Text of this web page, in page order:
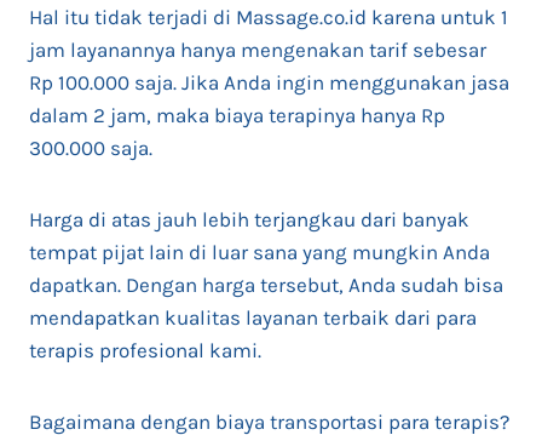
Hal itu tidak terjadi di Massage.co.id karena untuk 1
jam layanannya hanya mengenakan tarif sebesar
Rp 100.000 saja. Jika Anda ingin menggunakan jasa
dalam 2 jam, maka biaya terapinya hanya Rp
300.000 saja.
Harga di atas jauh lebih terjangkau dari banyak
tempat pijat lain di luar sana yang mungkin Anda
dapatkan. Dengan harga tersebut, Anda sudah bisa
mendapatkan kualitas layanan terbaik dari para
terapis profesional kami.
Bagaimana dengan biaya transportasi para terapis?